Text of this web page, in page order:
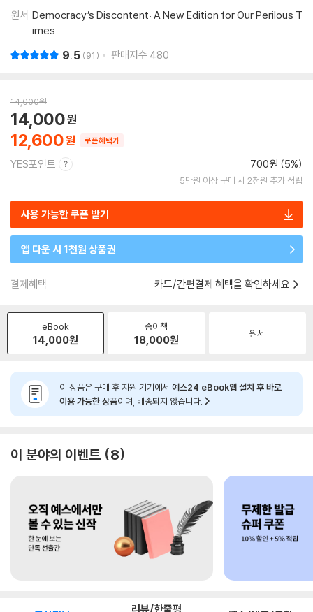
원서 Democracy’s Discontent: A New Edition for Our Perilous T
imes
9.5 91 판매지수 480
14,000원
12,600
14,000
쿠폰혜택가
YES포인트 700원 (5%)
5만원 이상 구매 시 2천원 추가 적립
사용 가능한 쿠폰 받기
앱 다운 시 1천원 상품권
결제혜택 카드/간편결제 혜택을 확인하세요
eBook
14,000원
종이책
18,000원 원서
이 상품은 구매 후 지원 기기에서 예스24 eBook앱 설치 후 바로
이용 가능한 상품이며, 배송되지 않습니다.
이 분야의 이벤트 8
리뷰/한줄평